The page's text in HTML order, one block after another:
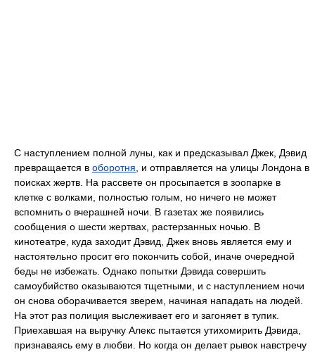
С наступлением полной луны, как и предсказывал Джек, Дэвид
превращается в оборотня , и отправляется на улицы Лондона в
поисках жертв. На рассвете он просыпается в зоопарке в
клетке с волками, полностью голым, но ничего не может
вспомнить о вчерашней ночи. В газетах же появились
сообщения о шести жертвах, растерзанных ночью. В
кинотеатре, куда заходит Дэвид, Джек вновь является ему и
настоятельно просит его покончить собой, иначе очередной
беды не избежать. Однако попытки Дэвида совершить
самоубийство оказываются тщетными, и с наступлением ночи
он снова оборачивается зверем, начиная нападать на людей.
На этот раз полиция выслеживает его и загоняет в тупик.
Приехавшая на выручку Алекс пытается утихомирить Дэвида,
признаваясь ему в любви. Но когда он делает рывок навстречу